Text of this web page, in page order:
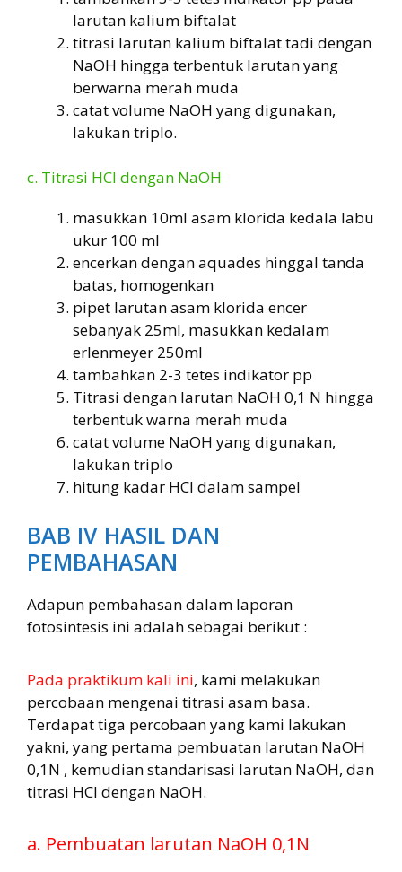
larutan kalium biftalat
titrasi larutan kalium biftalat tadi dengan
NaOH hingga terbentuk larutan yang
berwarna merah muda
catat volume NaOH yang digunakan,
lakukan triplo.
c. Titrasi HCl dengan NaOH
masukkan 10ml asam klorida kedala labu
ukur 100 ml
encerkan dengan aquades hinggal tanda
batas, homogenkan
pipet larutan asam klorida encer
sebanyak 25ml, masukkan kedalam
erlenmeyer 250ml
tambahkan 2-3 tetes indikator pp
Titrasi dengan larutan NaOH 0,1 N hingga
terbentuk warna merah muda
catat volume NaOH yang digunakan,
lakukan triplo
hitung kadar HCl dalam sampel
BAB IV HASIL DAN
PEMBAHASAN
Adapun pembahasan dalam laporan
fotosintesis ini adalah sebagai berikut :
Pada praktikum kali ini, kami melakukan
percobaan mengenai titrasi asam basa.
Terdapat tiga percobaan yang kami lakukan
yakni, yang pertama pembuatan larutan NaOH
0,1N , kemudian standarisasi larutan NaOH, dan
titrasi HCl dengan NaOH.
a. Pembuatan larutan NaOH 0,1N